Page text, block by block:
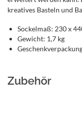
kreatives Basteln und
Sockelmaß: 230 x
Gewicht: 1,7 kg
Zubehör